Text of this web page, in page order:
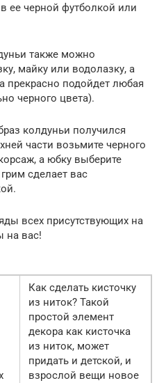
ее черной футболкой или
также можно
майку или водолазку, а
прекрасно подойдет любая
черного цвета).
колдуньи получился
части возьмите черного
а юбку выберите
сделает вас
всех присутствующих на
на вас!
Как сделать кисточку
из ниток? Такой
простой элемент
декора как кисточка
из ниток, может
придать и детской, и
взрослой вещи новое